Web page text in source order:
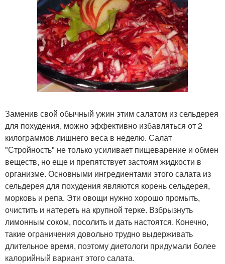
Заменив свой обычный ужин этим салатом из сельдерея
для похудения, можно эффективно избавляться от 2
килограммов лишнего веса в неделю. Салат
"Стройность" не только усиливает пищеварение и обмен
веществ, но еще и препятствует застоям жидкости в
организме. Основными ингредиентами этого салата из
сельдерея для похудения являются корень сельдерея,
морковь и репа. Эти овощи нужно хорошо промыть,
очистить и натереть на крупной терке. Взбрызнуть
лимонным соком, посолить и дать настоятся. Конечно,
такие ограничения довольно трудно выдерживать
длительное время, поэтому диетологи придумали более
калорийный вариант этого салата.